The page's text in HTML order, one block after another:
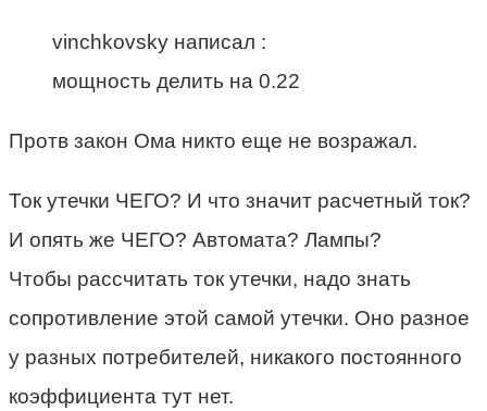
vinchkovsky написал :
мощность делить на 0.22
Протв закон Ома никто еще не возражал.
Ток утечки ЧЕГО? И что значит расчетный ток?
И опять же ЧЕГО? Автомата? Лампы?
Чтобы рассчитать ток утечки, надо знать
сопротивление этой самой утечки. Оно разное
у разных потребителей, никакого постоянного
коэффициента тут нет.